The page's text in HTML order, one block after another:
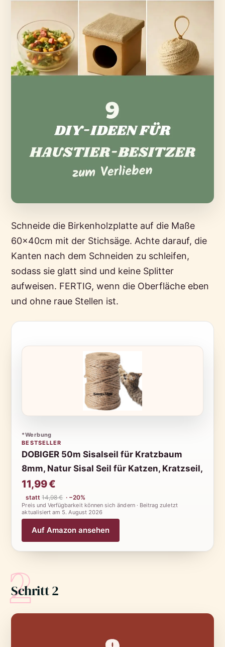
Schneide die Birkenholzplatte auf die Maße
60x40cm mit der Stichsäge. Achte darauf, die
Kanten nach dem Schneiden zu schleifen,
sodass sie glatt sind und keine Splitter
aufweisen. FERTIG, wenn die Oberfläche eben
und ohne raue Stellen ist.
*Werbung
BESTSELLER
DOBIGER 50m Sisalseil für Kratzbaum
8mm, Natur Sisal Seil für Katzen, Kratzseil,
11,99 €
statt14,98 € · −20%
Preis und Verfügbarkeit können sich ändern · Beitrag zuletzt
aktualisiert am 5. August 2026
Auf Amazon ansehen
2
Schritt 2